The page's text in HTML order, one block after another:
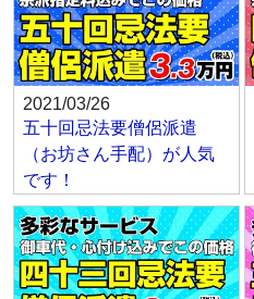
2021/03/26
五十回忌法要僧侶派遣
（お坊さん手配）が人気
です！